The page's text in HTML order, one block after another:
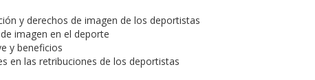
y derechos de imagen de los deportistas
imagen en el deporte
y beneficios
en las retribuciones de los deportistas